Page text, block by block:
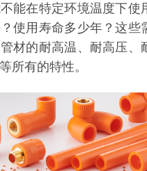
能在特定环境温度下使
使用寿命多少年？这些
材的耐高温、耐高压、
所有的特性。